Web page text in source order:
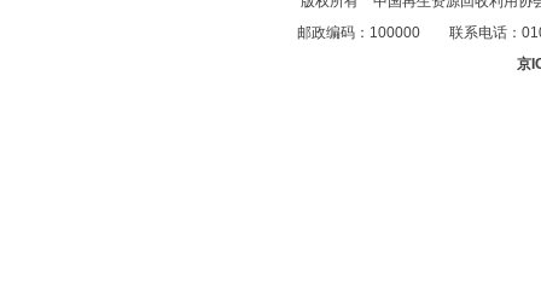
邮政编码：100000 联系电话：
京